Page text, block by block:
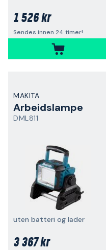
1 526 kr
Sendes innen 24 timer!
MAKITA
Arbeidslampe
DML811
uten batteri og lader
3 367 kr